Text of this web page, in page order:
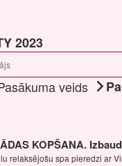
2023
veids
KOPŠANA.
relaksējošu spa pieredzi ar